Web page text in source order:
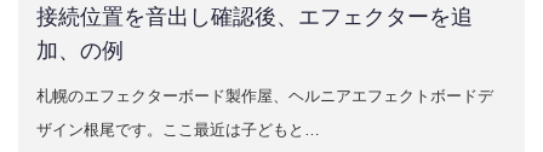
接続位置を音出し確認後、エフェクターを追
加、の例
札幌のエフェクターボード製作屋、ヘルニアエフェクトボードデ
ザイン根尾です。ここ最近は子どもと…